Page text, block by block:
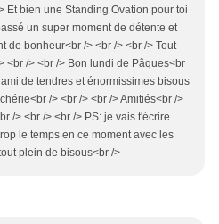
Et bien une Standing Ovation pour toi
un super moment de détente et
de bonheur<br /> <br /> <br /> Tout
<br /> <br /> Bon lundi de Pâques<br
de tendres et énormissimes bisous
/> <br /> <br /> Amitiés<br />
/> <br /> <br /> PS: je vais t'écrire
le temps en ce moment avec les
plein de bisous<br />